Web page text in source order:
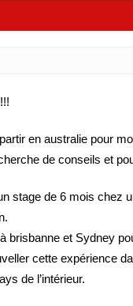
en australie pour
de conseils et
stage de 6 mois chez
brisbanne et Sydney
cette expérience
de l’intérieur.